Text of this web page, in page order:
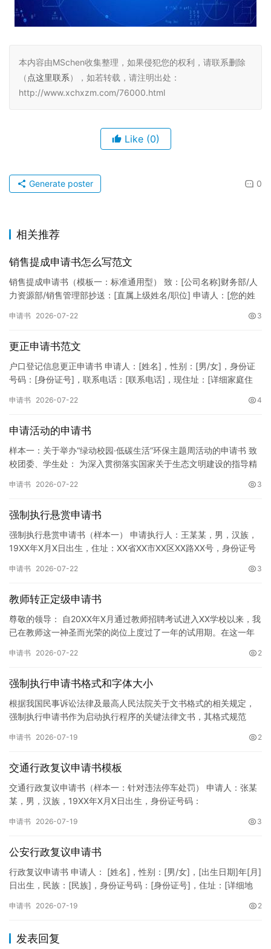
本内容由MSchen收集整理，如果侵犯您的权利，请联系删除
（ 点这里联系），如若转载，请注明出处：
http://www.xchxzm.com/76000.html
Like (0)
0
Generate poster
相关推荐
销售提成申请书怎么写范文
销售提成申请书（模板一：标准通用型） 致：[公司名称]财务部/人
力资源部/销售管理部抄送：[直属上级姓名/职位] 申请人：[您的姓
申请书 2026-07-22 3
更正申请书范文
户口登记信息更正申请书 申请人：[姓名]，性别：[男/女]，身份证
号码：[身份证号]，联系电话：[联系电话]，现住址：[详细家庭住
申请书 2026-07-22 4
申请活动的申请书
样本一：关于举办“绿动校园·低碳生活”环保主题周活动的申请书 致
校团委、学生处： 为深入贯彻落实国家关于生态文明建设的指导精
申请书 2026-07-22 3
强制执行悬赏申请书
强制执行悬赏申请书（样本一） 申请执行人：王某某，男，汉族，
19XX年X月X日出生，住址：XX省XX市XX区XX路XX号，身份证号
申请书 2026-07-22 3
教师转正定级申请书
尊敬的领导： 自20XX年X月通过教师招聘考试进入XX学校以来，我
已在教师这一神圣而光荣的岗位上度过了一年的试用期。在这一年
申请书 2026-07-22 2
强制执行申请书格式和字体大小
根据我国民事诉讼法律及最高人民法院关于文书格式的相关规定，
强制执行申请书作为启动执行程序的关键法律文书，其格式规范
纸张与…
申请书 2026-07-19 2
交通行政复议申请书模板
交通行政复议申请书（样本一：针对违法停车处罚） 申请人：张某
某，男，汉族，19XX年X月X日出生，身份证号码：
申请书 2026-07-19 3
公安行政复议申请书
行政复议申请书 申请人： [姓名]，性别：[男/女]，[出生日期]年[月]
日出生，民族：[民族]，身份证号码：[身份证号]，住址：[详细地
申请书 2026-07-19 2
发表回复